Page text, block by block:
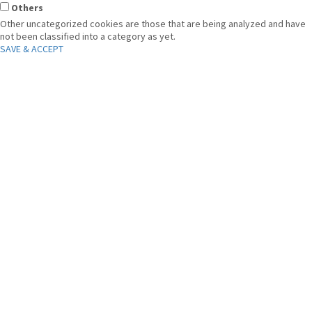
Others
Other uncategorized cookies are those that are being analyzed and have
not been classified into a category as yet.
SAVE & ACCEPT